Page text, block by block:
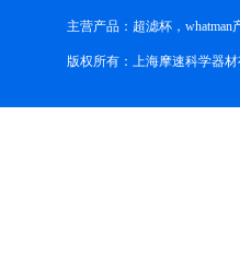
主营产品：超滤杯，
版权所有：上海摩速科学器